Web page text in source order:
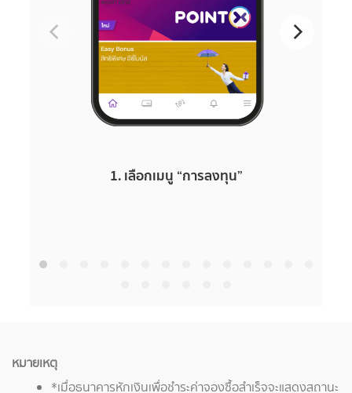
1. เลือกเมนู “การลงทุน”
หมายเหตุ
*เมื่อธนาคารหักเงินเพื่อชำระค่าจองซื้อสำเร็จจะแสดงสถานะ